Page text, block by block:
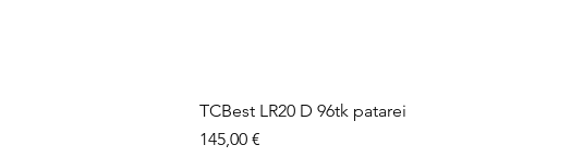
TCBest LR20 D 96tk patarei
Price
145,00 €